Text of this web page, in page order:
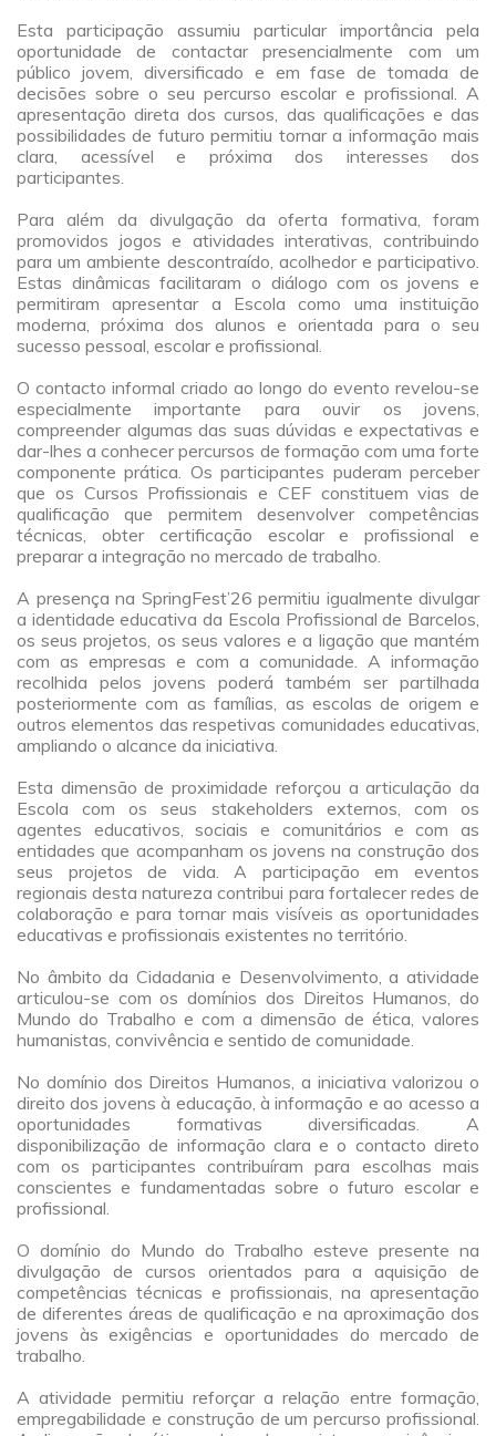
Esta participação assumiu particular importância pela
oportunidade de contactar presencialmente com um
público jovem, diversificado e em fase de tomada de
decisões sobre o seu percurso escolar e profissional. A
apresentação direta dos cursos, das qualificações e das
possibilidades de futuro permitiu tornar a informação mais
clara, acessível e próxima dos interesses dos
participantes.
Para além da divulgação da oferta formativa, foram
promovidos jogos e atividades interativas, contribuindo
para um ambiente descontraído, acolhedor e participativo.
Estas dinâmicas facilitaram o diálogo com os jovens e
permitiram apresentar a Escola como uma instituição
moderna, próxima dos alunos e orientada para o seu
sucesso pessoal, escolar e profissional.
O contacto informal criado ao longo do evento revelou-se
especialmente importante para ouvir os jovens,
compreender algumas das suas dúvidas e expectativas e
dar-lhes a conhecer percursos de formação com uma forte
componente prática. Os participantes puderam perceber
que os Cursos Profissionais e CEF constituem vias de
qualificação que permitem desenvolver competências
técnicas, obter certificação escolar e profissional e
preparar a integração no mercado de trabalho.
A presença na SpringFest’26 permitiu igualmente divulgar
a identidade educativa da Escola Profissional de Barcelos,
os seus projetos, os seus valores e a ligação que mantém
com as empresas e com a comunidade. A informação
recolhida pelos jovens poderá também ser partilhada
posteriormente com as famílias, as escolas de origem e
outros elementos das respetivas comunidades educativas,
ampliando o alcance da iniciativa.
Esta dimensão de proximidade reforçou a articulação da
Escola com os seus stakeholders externos, com os
agentes educativos, sociais e comunitários e com as
entidades que acompanham os jovens na construção dos
seus projetos de vida. A participação em eventos
regionais desta natureza contribui para fortalecer redes de
colaboração e para tornar mais visíveis as oportunidades
educativas e profissionais existentes no território.
No âmbito da Cidadania e Desenvolvimento, a atividade
articulou-se com os domínios dos Direitos Humanos, do
Mundo do Trabalho e com a dimensão de ética, valores
humanistas, convivência e sentido de comunidade.
No domínio dos Direitos Humanos, a iniciativa valorizou o
direito dos jovens à educação, à informação e ao acesso a
oportunidades formativas diversificadas. A
disponibilização de informação clara e o contacto direto
com os participantes contribuíram para escolhas mais
conscientes e fundamentadas sobre o futuro escolar e
profissional.
O domínio do Mundo do Trabalho esteve presente na
divulgação de cursos orientados para a aquisição de
competências técnicas e profissionais, na apresentação
de diferentes áreas de qualificação e na aproximação dos
jovens às exigências e oportunidades do mercado de
trabalho.
A atividade permitiu reforçar a relação entre formação,
empregabilidade e construção de um percurso profissional.